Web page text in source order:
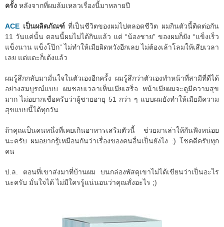
ครั้ง หลังจากที่ผมล้มเหลวเรื่องนี้มาหลายปี
ACE เป็นผลิตภัณฑ์ที่เป็นชีวิตของผมไปตลอดชีวิต ผมกินตัวนี้ติดต่อกัน
11 วันแค่นั้น ตอนนี้ผมไม่ได้กินแล้ว แต่ “น้องชาย” ของผมก็ยัง “แข็งเร็ว
แข็งนาน แข็งโป๊ก” ไม่ทำให้เมียผิดหวังอีกเลย ไม่ต้องเล้าโลมให้เสียเวลา
เลย แต่แตะก็เด้งแล้ว
ผมรู้สึกกลับมามั่นใจในตัวเองอีกครั้ง ผมรู้สึกว่าตัวเองทำหน้าที่สามีที่ดีได้
อย่างสมบูรณ์แบบ ผมชอบเวลาเห็นเมียเสร็จ หน้าเมียผมจะดูมีความสุข
มาก ไม่อยากเชื่อครับว่าผู้ชายอายุ 51 กว่า ๆ แบบผมยังทำให้เมียมีความ
สุขแบบนี้ได้ทุกวัน
ถ้าคุณเป็นคนหนึ่งที่เคยเกินอาหารเสริมตัวนี้ ช่วยมาเล่าให้กันฟังหน่อย
นะครับ ผมอยากรู้เหมือนกันว่าเรื่องของคนอื่นเป็นยังไง :) โชคดีครับทุก
คน
ป.ล. ตอนที่เขาส่งมาที่บ้านผม บนกล่องพัสดุเขาไม่ได้เขียนว่าเป็นอะไร
นะครับ มั่นใจได้ ไม่มีใครรู้แน่นอนว่าคุณสั่งอะไร ;)